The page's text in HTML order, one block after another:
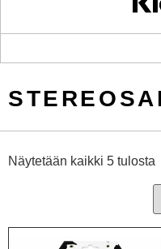
Näytetään kaikki 5 tulosta